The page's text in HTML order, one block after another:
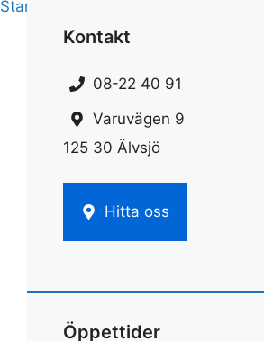
Start
Kontakt
08-22 40 91
Varuvägen 9
125 30 Älvsjö
Hitta oss
Öppettider